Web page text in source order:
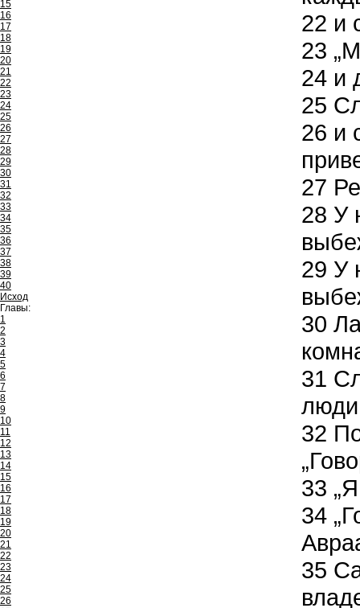
15
16
17
18
19
20
21
22
23
24
25
26
27
28
29
30
31
32
33
34
35
36
37
38
39
40
Исход
Главы:
1
2
3
4
5
6
7
8
9
10
11
12
13
14
15
16
17
18
19
20
21
22
23
24
25
26
22 и
23
24 и
25
26 и
27
28 У
29 У
30
31
люди
32
33
34
35